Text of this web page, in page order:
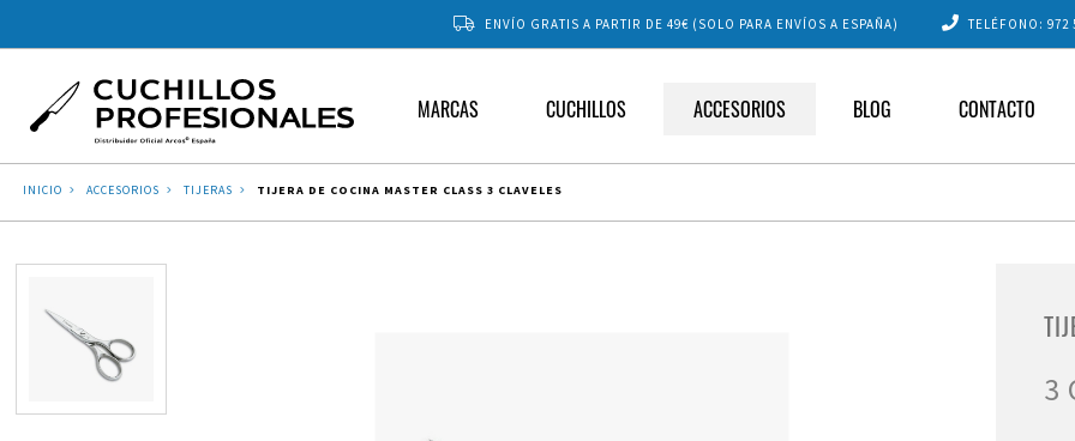
ENVÍO GRATIS A PARTIR DE 49€ (SOLO PARA ENVÍOS A ESPAÑA) TELÉFONO: 972
MARCAS CUCHILLOS ACCESORIOS BLOG CONTACTO
INICIO ACCESORIOS TIJERAS TIJERA DE COCINA MASTER CLASS 3 CLAVELES
3